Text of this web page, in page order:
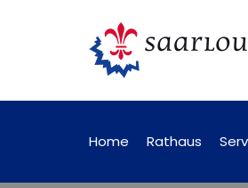
künftig online abrufbar
Home Rathaus